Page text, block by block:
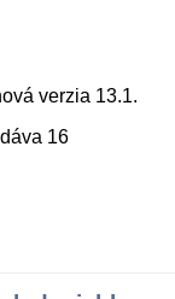
verzia 13.1.
16